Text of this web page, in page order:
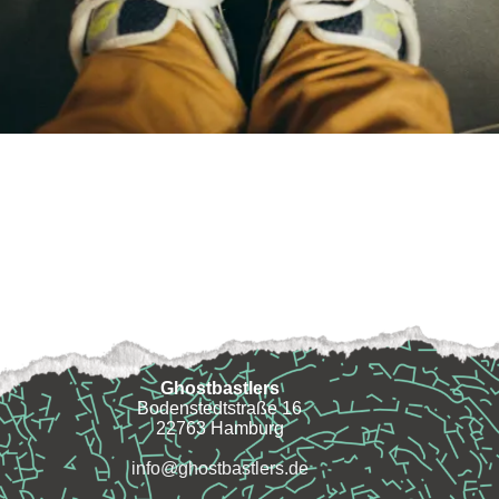
Ghostbastlers
Bodenstedtstraße 16
22763 Hamburg
info@ghostbastlers.de